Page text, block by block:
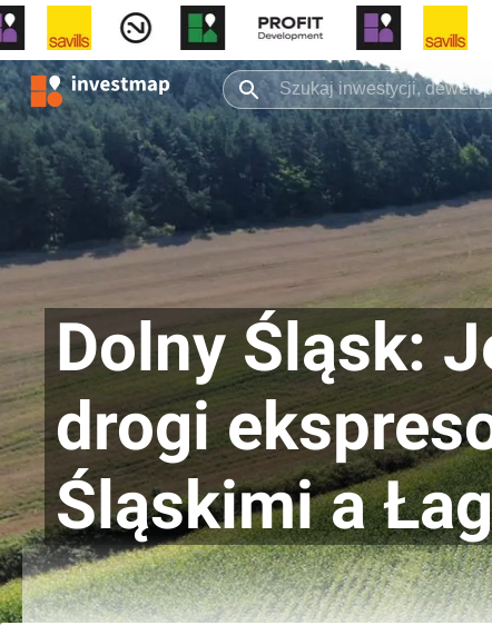
Dolny Śląsk:
drogi
Śląskimi a